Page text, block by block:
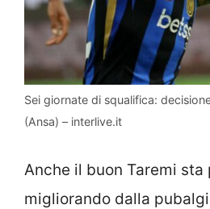
Sei giornate di squalifica:
(Ansa) – interlive.it
Anche il buon Taremi sta
migliorando dalla